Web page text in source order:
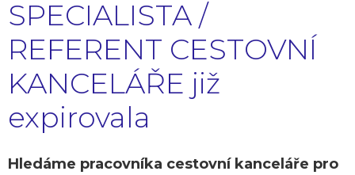
SPECIALISTA /
REFERENT CESTOVNÍ
KANCELÁŘE již
expirovala
Hledáme pracovníka cestovní kanceláře pro